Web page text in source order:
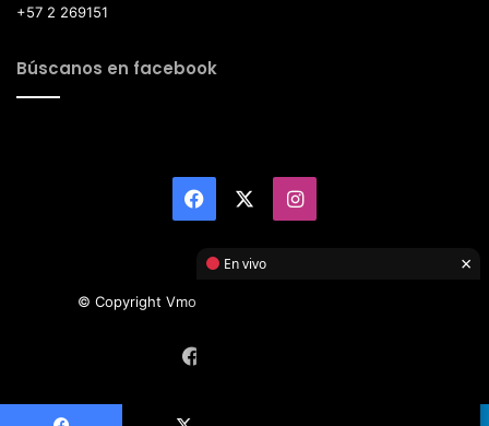
+57 2 269151
Búscanos en facebook
Facebook Instagram
© Copyright Vmotor TI 2026, All Rights Reserved
En vivo ×